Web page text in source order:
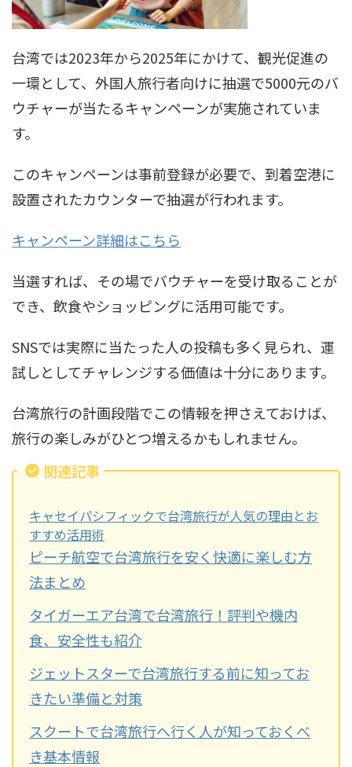
台湾では2023年から2025年にかけて、観光促進の
一環として、外国人旅行者向けに抽選で5000元のバ
ウチャーが当たるキャンペーンが実施されていま
す。
このキャンペーンは事前登録が必要で、到着空港に
設置されたカウンターで抽選が行われます。
キャンペーン詳細はこちら
当選すれば、その場でバウチャーを受け取ることが
でき、飲食やショッピングに活用可能です。
SNSでは実際に当たった人の投稿も多く見られ、運
試しとしてチャレンジする価値は十分にあります。
台湾旅行の計画段階でこの情報を押さえておけば、
旅行の楽しみがひとつ増えるかもしれません。
関連記事
キャセイパシフィックで台湾旅行が人気の理由とお
すすめ活用術
ピーチ航空で台湾旅行を安く快適に楽しむ方
法まとめ
タイガーエア台湾で台湾旅行！評判や機内
食、安全性も紹介
ジェットスターで台湾旅行する前に知ってお
きたい準備と対策
スクートで台湾旅行へ行く人が知っておくべ
き基本情報